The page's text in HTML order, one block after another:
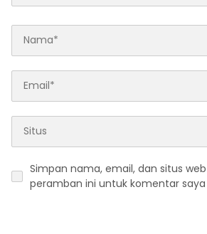
Simpan nama, email, dan situs
peramban ini untuk komentar